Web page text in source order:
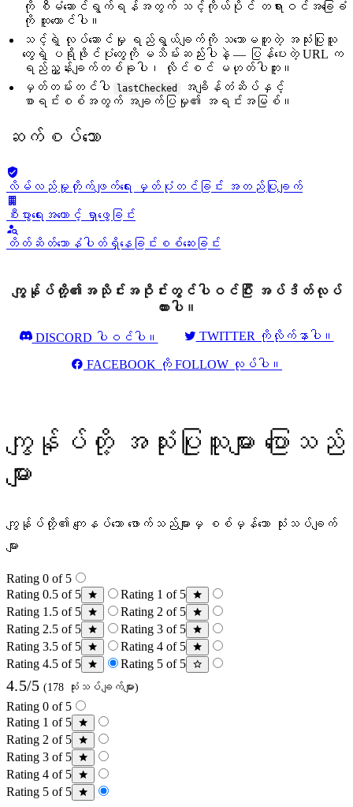
ကို စီမံဆောင်ရွက်ရန်အတွက် သင့်ကိုယ်ပိုင် တရားဝင်အခြေခံ
ကို ထူထောင်ပါ။
သင့်ရဲ့ လုပ်ဆောင်မှု ရည်ရွယ်ချက်ကို သဘောမတူတဲ့ အသုံးပြုသူ
တွေရဲ့ ပရိုဖိုင်ပုံတွေကို မသိမ်းဆည်းပါနဲ့ — ပြန်ပေးတဲ့ URL က
ရည်ညွှန်းချက်တစ်ခုပါ၊ လိုင်စင် မဟုတ်ပါဘူး။
မှတ်တမ်းတင်ပါ
lastChecked
အချိန်တံဆိပ်နှင့်
စာရင်းစစ်အတွက် အချက်ပြမှု၏ အရင်းအမြစ်။
ဆက်စပ်သော
လိမ်လည်မှုတိုက်ဖျက်ရေး မှတ်ပုံတင်ခြင်း အတည်ပြုချက်
စီးပွားရေးအကောင့် ရှာဖွေခြင်း
တိတ်ဆိတ်သောနံပါတ်ရှိနေခြင်းစစ်ဆေးခြင်း
ကျွန်ုပ်တို့၏အသိုင်းအဝိုင်းတွင်ပါဝင်ပြီး အပ်ဒိတ်လုပ်
ထားပါ။
DISCORD ပါဝင်ပါ။ TWITTER ကိုလိုက်နာပါ။
FACEBOOK ကို FOLLOW လုပ်ပါ။
ကျွန်ုပ်တို့ အသုံးပြုသူများ ပြောသည်
များ
ကျွန်ုပ်တို့၏ ကျေနပ်သော ဖောက်သည်များမှ စစ်မှန်သော သုံးသပ်ချက်
များ
Rating 0 of 5
Rating 0.5 of 5
Rating 1 of 5
Rating 1.5 of 5
Rating 2 of 5
Rating 2.5 of 5
Rating 3 of 5
Rating 3.5 of 5
Rating 4 of 5
Rating 4.5 of 5
Rating 5 of 5
4.5/5 (178 သုံးသပ်ချက်များ)
Rating 0 of 5
Rating 1 of 5
Rating 2 of 5
Rating 3 of 5
Rating 4 of 5
Rating 5 of 5